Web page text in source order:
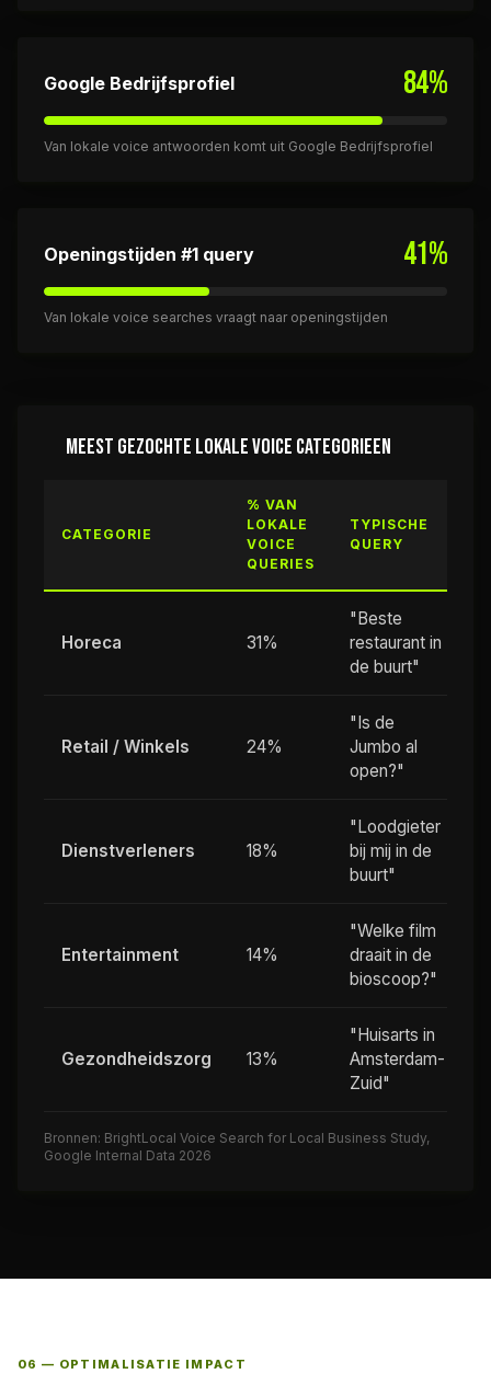
Google Bedrijfsprofiel 84%
Van lokale voice antwoorden komt uit Google Bedrijfsprofiel
Openingstijden #1 query 41%
Van lokale voice searches vraagt naar openingstijden
MEEST GEZOCHTE LOKALE VOICE CATEGORIEEN
CATEGORIE
% VAN
LOKALE
VOICE
QUERIES
TYPISCHE
QUERY
Horeca 31%
"Beste
restaurant in
de buurt"
Retail / Winkels 24%
"Is de
Jumbo al
open?"
Dienstverleners 18%
"Loodgieter
bij mij in de
buurt"
Entertainment 14%
"Welke film
draait in de
bioscoop?"
Gezondheidszorg 13%
"Huisarts in
Amsterdam-
Zuid"
Bronnen: BrightLocal Voice Search for Local Business Study,
Google Internal Data 2026
06 — OPTIMALISATIE IMPACT